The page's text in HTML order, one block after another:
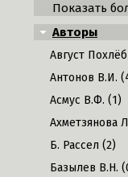
Показать
Авторы
Август
Антонов В.И.
Асмус В.Ф. (1)
Ахметзянова
Б. Рассел (2)
Базылев В.Н.